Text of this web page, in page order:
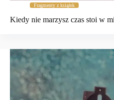
Fragmenty z książek
Kiedy nie marzysz czas stoi w